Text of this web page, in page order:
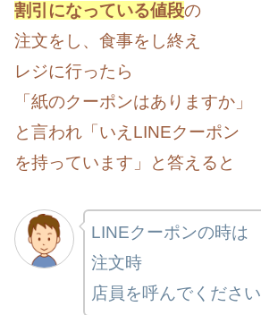
割引になっている値段の
注文をし、食事をし終え
レジに行ったら
「紙のクーポンはありますか」
と言われ「いえLINEクーポン
を持っています」と答えると
LINEクーポンの時は
注文時
店員を呼んでください